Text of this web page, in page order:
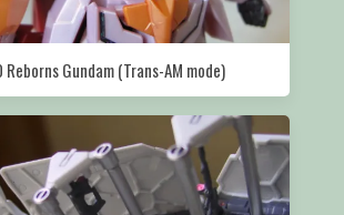
Reborns Gundam (Trans-AM mode)